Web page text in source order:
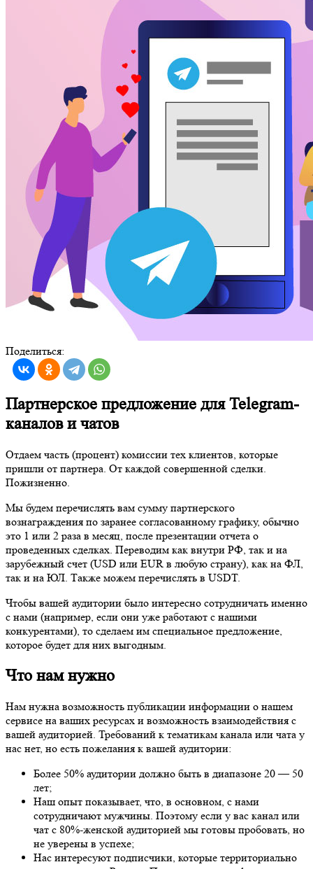
Поделиться:
Партнерское предложение для Telegram-
каналов и чатов
Отдаем часть (процент) комиссии тех клиентов, которые
пришли от партнера. От каждой совершенной сделки.
Пожизненно.
Мы будем перечислять вам сумму партнерского
вознаграждения по заранее согласованному графику, обычно
это 1 или 2 раза в месяц, после презентации отчета о
проведенных сделках. Переводим как внутри РФ, так и на
зарубежный счет (USD или EUR в любую страну), как на ФЛ,
так и на ЮЛ. Также можем перечислять в USDT.
Чтобы вашей аудитории было интересно сотрудничать именно
с нами (например, если они уже работают с нашими
конкурентами), то сделаем им специальное предложение,
которое будет для них выгодным.
Что нам нужно
Нам нужна возможность публикации информации о нашем
сервисе на ваших ресурсах и возможность взаимодействия с
вашей аудиторией. Требований к тематикам канала или чата у
нас нет, но есть пожелания к вашей аудитории:
Более 50% аудитории должно быть в диапазоне 20 — 50
лет;
Наш опыт показывает, что, в основном, с нами
сотрудничают мужчины. Поэтому если у вас канал или
чат с 80%-женской аудиторией мы готовы пробовать, но
не уверены в успехе;
Нас интересуют подписчики, которые территориально